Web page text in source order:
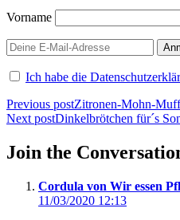
Vorname
Ich habe die
Beitragsnavigation
Previous postZitronen-Mohn-
Next postDinkelbrötchen für´s
Join the
Cordula von Wir essen
11/03/2020 12:13